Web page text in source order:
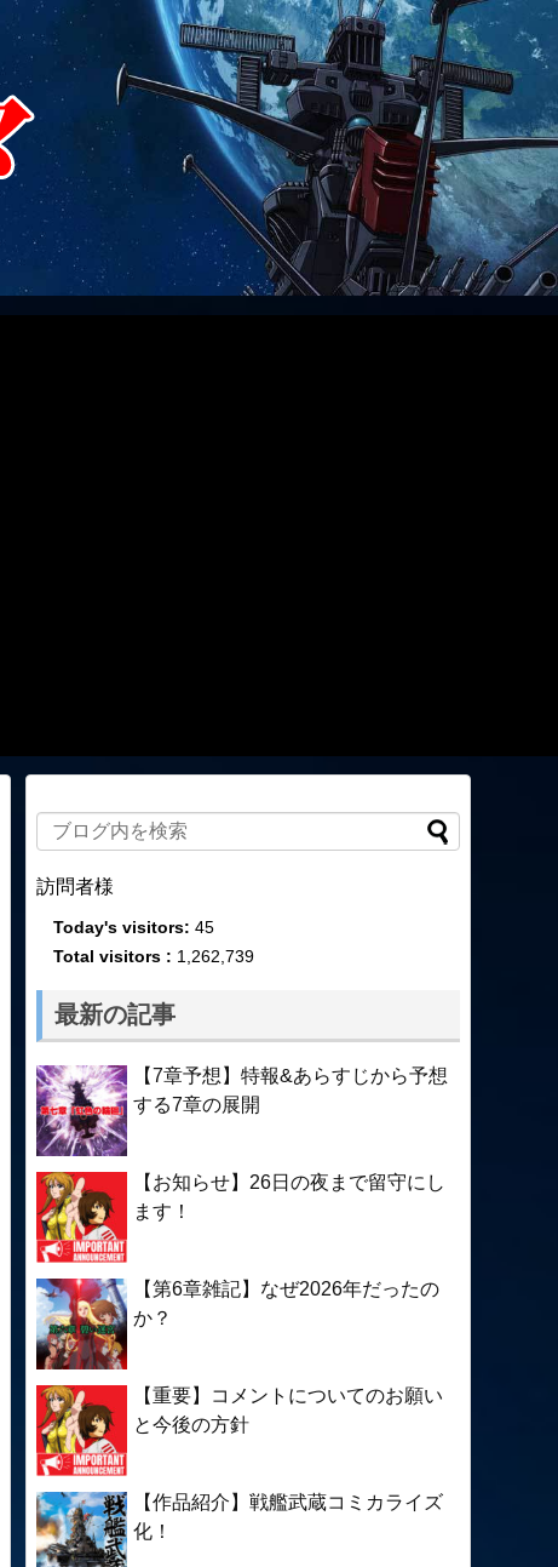
訪問者様
Today's visitors: 45
Total visitors : 1,262,739
最新の記事
【7章予想】特報&あらすじから予想
する7章の展開
【お知らせ】26日の夜まで留守にし
ます！
【第6章雑記】なぜ2026年だったの
か？
【重要】コメントについてのお願い
と今後の方針
【作品紹介】戦艦武蔵コミカライズ
化！